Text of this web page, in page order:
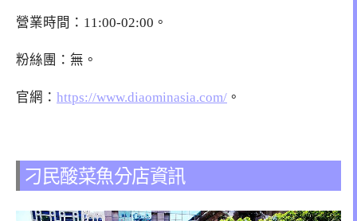
營業時間：11:00-02:00。
粉絲團：無。
官網： https://www.diaominasia.com/ 。
刁民酸菜魚分店資訊